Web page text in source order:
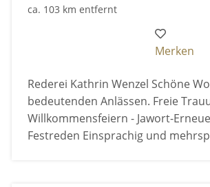
ca. 103 km entfernt
Merken
Rederei Kathrin Wenzel Schöne
bedeutenden Anlässen. Freie
Willkommensfeiern - Jawort-
Festreden Einsprachig und